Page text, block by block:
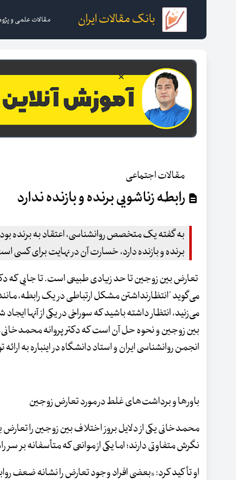
بانک مقالات ایران مقالات علمی و
مقالات اجتماعی
رابطه زناشویی برنده و بازنده ندارد
به گفته یک متخصص روانشناسی، اعتقاد به برنده
برنده و بازنده دارد، خسارت آن در نهایت برای کسی
تعارض بین زوجین تا حد زیادی طبیعی است. تا جایی که
می‌گوید "انتظارنداشتن مشکل ارتباطی در یک رابطه،
می‌زنید، انتظار داشته باشید که سوراخی در یکی از آنها
بین زوجین و نحوه حل آن است که دکتر پروانه
انجمن روانشناسی ایران و استاد دانشگاه در اینباره به
باورها و برداشت‌های غلط در مورد تعارض زوجین
محمدخانی یکی از دلایل بروز اختلاف بین زوجین را
نگرش متفاوتی دارند؛ اما یکی از موانعی که متأسفانه
او تأکید کرد: «بعضی افراد وجود تعارض را نشانه‌ ضعف